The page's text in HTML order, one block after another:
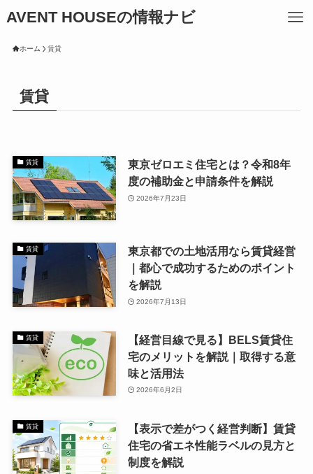
AVENT HOUSEの情報ナビ
ホーム 賃貸
賃貸
賃貸
東京ゼロエミ住宅とは？令和8年
度の補助金と申請条件を解説
2026年7月23日
賃貸
東京都での土地活用なら賃貸経営
｜都心で成功するためのポイント
を解説
2026年7月13日
賃貸
【経営目線で見る】BELS賃貸住
宅のメリットを解説｜取得する意
味と活用法
2026年6月2日
賃貸
【表示で差がつく経営判断】賃貸
住宅の省エネ性能ラベルの見方と
制度を解説